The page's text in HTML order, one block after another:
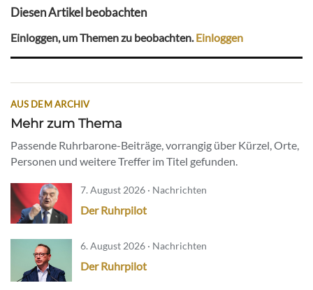
Diesen Artikel beobachten
Einloggen, um Themen zu beobachten.Einloggen
AUS DEM ARCHIV
Mehr zum Thema
Passende Ruhrbarone-Beiträge, vorrangig über Kürzel, Orte,
Personen und weitere Treffer im Titel gefunden.
7. August 2026 · Nachrichten
Der Ruhrpilot
6. August 2026 · Nachrichten
Der Ruhrpilot